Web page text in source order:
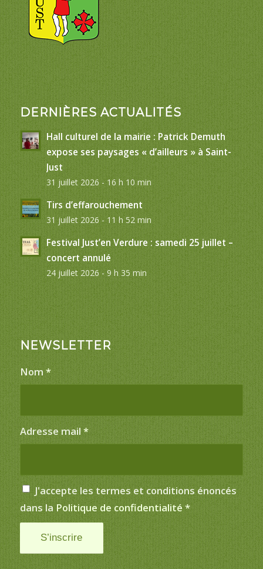
DERNIÈRES ACTUALITÉS
Hall culturel de la mairie : Patrick Demuth
expose ses paysages « d’ailleurs » à Saint-
Just
31 juillet 2026 - 16 h 10 min
Tirs d’effarouchement
31 juillet 2026 - 11 h 52 min
Festival Just’en Verdure : samedi 25 juillet –
concert annulé
24 juillet 2026 - 9 h 35 min
NEWSLETTER
Nom *
Adresse mail *
J'accepte les termes et conditions énoncés
dans la Politique de confidentialité *